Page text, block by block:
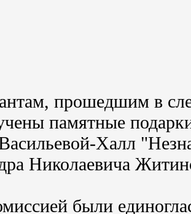
прошедшим в
памятные
Халл
Николаевича
были